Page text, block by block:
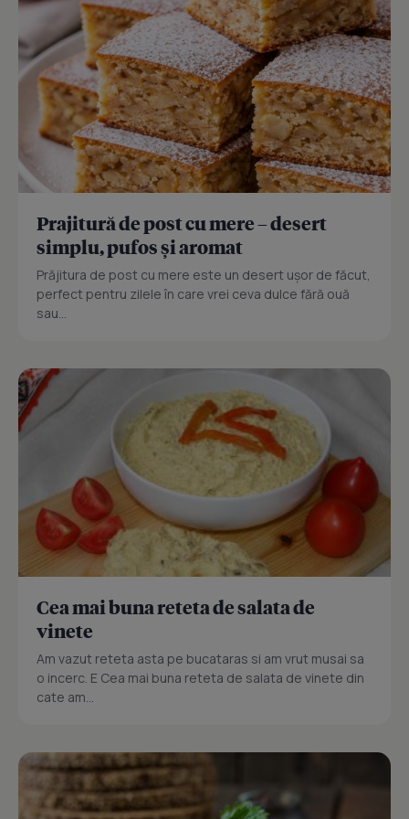
Prajitură de post cu mere – desert
simplu, pufos și aromat
Prăjitura de post cu mere este un desert ușor de făcut,
perfect pentru zilele în care vrei ceva dulce fără ouă
sau...
Cea mai buna reteta de salata de
vinete
Am vazut reteta asta pe bucataras si am vrut musai sa
o incerc. E Cea mai buna reteta de salata de vinete din
cate am...